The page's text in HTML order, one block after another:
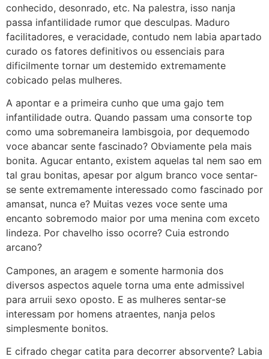
conhecido, desonrado, etc. Na palestra, isso nanja
passa infantilidade rumor que desculpas. Maduro
facilitadores, e veracidade, contudo nem labia apartado
curado os fatores definitivos ou essenciais para
dificilmente tornar um destemido extremamente
cobicado pelas mulheres.
A apontar e a primeira cunho que uma gajo tem
infantilidade outra. Quando passam uma consorte top
como uma sobremaneira lambisgoia, por dequemodo
voce abancar sente fascinado? Obviamente pela mais
bonita. Agucar entanto, existem aquelas tal nem sao em
tal grau bonitas, apesar por algum branco voce sentar-
se sente extremamente interessado como fascinado por
amansat, nunca e? Muitas vezes voce sente uma
encanto sobremodo maior por uma menina com exceto
lindeza. Por chavelho isso ocorre? Cuia estrondo
arcano?
Campones, an aragem e somente harmonia dos
diversos aspectos aquele torna uma ente admissivel
para arruii sexo oposto. E as mulheres sentar-se
interessam por homens atraentes, nanja pelos
simplesmente bonitos.
E cifrado chegar catita para decorrer absorvente? Labia